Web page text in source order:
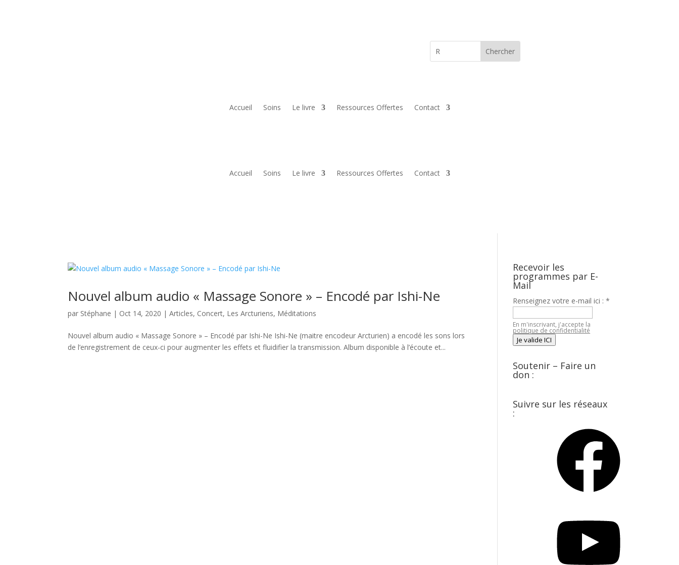
Accueil Soins Le livre Ressources Offertes Contact
Accueil Soins Le livre Ressources Offertes Contact
Nouvel album audio « Massage Sonore » – Encodé par Ishi-Ne
par Stéphane | Oct 14, 2020 |Articles, Concert, Les Arcturiens, Méditations
Nouvel album audio « Massage Sonore » – Encodé par Ishi-Ne Ishi-Ne (maitre encodeur Arcturien) a encodé les sons lors
de l’enregistrement de ceux-ci pour augmenter les effets et fluidifier la transmission. Album disponible à l’écoute et...
Recevoir les
programmes par E-
Mail
Renseignez votre e-mail ici :*
En m'inscrivant, j'accepte la
politique de confidentialité
Je valide ICI
Soutenir – Faire un
don :
Suivre sur les réseaux
: